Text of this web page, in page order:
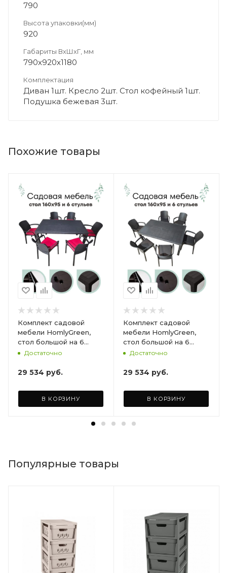
790
Высота упаковки(мм)
920
Габариты ВхШхГ, мм
790х920х1180
Комплектация
Диван 1шт. Кресло 2шт. Стол кофейный 1шт.
Подушка бежевая 3шт.
Похожие товары
Комплект садовой
мебели HomlyGreen,
стол большой на 6
персон 153х79х70, 6
бордовыми подушками
Достаточно
29 534 руб.
В КОРЗИНУ
Комплект садовой
мебели HomlyGreen,
стол большой на 6
персон 153х79х70, 6
коричневыми
Достаточно
29 534 руб.
В КОРЗИНУ
Популярные товары